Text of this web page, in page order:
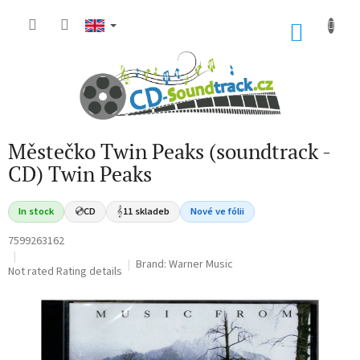
Městečko Twin Peaks (soundtrack -
CD) Twin Peaks
In stock 💿CD 𝄞11 skladeb Nové ve fólii
7599263162
The
product
Not rated Rating details Brand: Warner Music